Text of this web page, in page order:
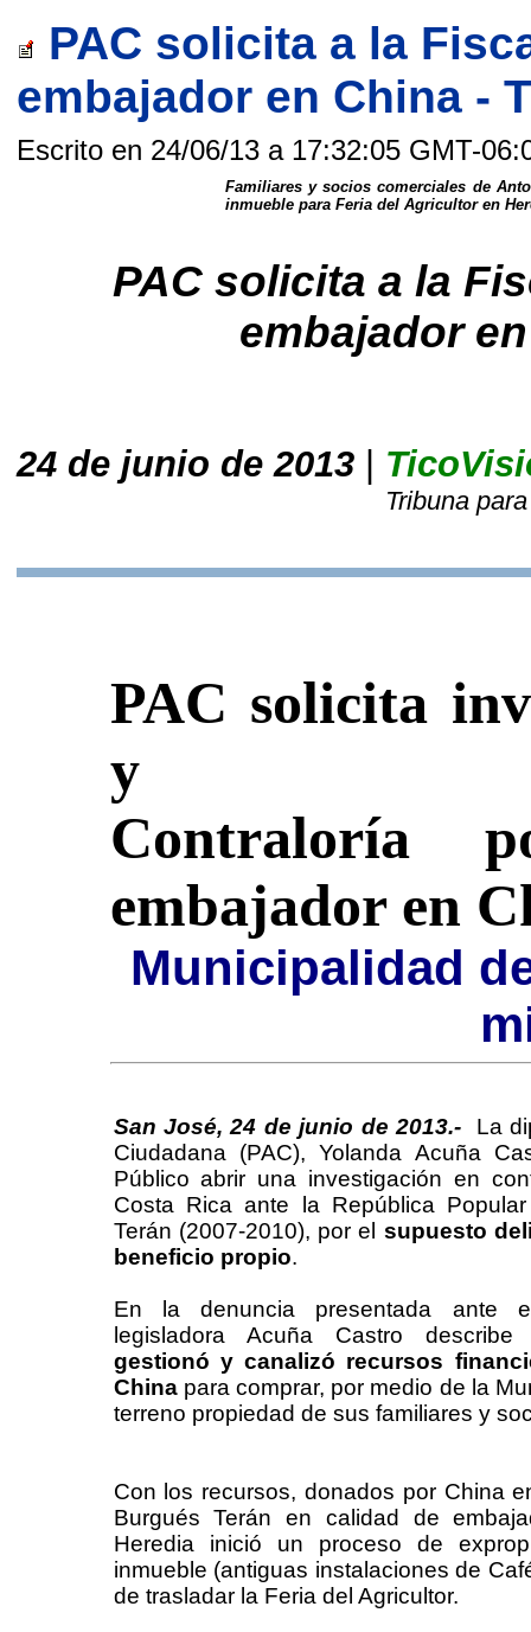
PAC solicita a la
embajador en China -
Escrito en 24/06/13 a 17:32:05 GMT-
Familiares y socios comerciales de
inmueble para Feria del Agricultor en
PAC solicita a la
embajador
24 de junio de 2013
Tribuna
PAC solicita
y
Contraloría
embajador en
Municipalidad
San José, 24 de junio de 2013.- La
Ciudadana (PAC), Yolanda Acuña
Público abrir una investigación en
Costa Rica ante la República
Terán (2007-2010), por el supuesto
beneficio propio.
En la denuncia presentada ante
legisladora Acuña Castro
gestionó y canalizó recursos
Chinapara comprar, por medio de la
terreno propiedad de sus familiares y
Con los recursos, donados por China
Burgués Terán en calidad de
Heredia inició un proceso de
inmueble (antiguas instalaciones de
de trasladar la Feria del Agricultor.